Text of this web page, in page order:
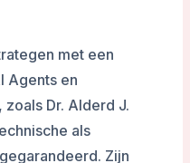
met een
Agents en
Dr. Alderd J.
als
Zijn